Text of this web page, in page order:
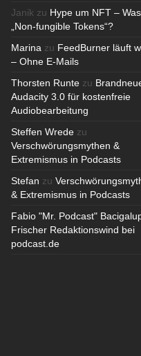
Janik zu Hype um NFT –
„Non-fungible Tokens“?
Marina zu FeedBurner läuft
– Ohne E-Mails
Thorsten Runte zu
Audacity 3.0 für kostenfreie
Audiobearbeitung
Steffen Wrede zu
Verschwörungsmythen &
Extremismus in Podcasts
Stefan zu
& Extremismus in Podcasts
Fabio "Mr. Podcast"
Frischer Redaktionswind bei
podcast.de